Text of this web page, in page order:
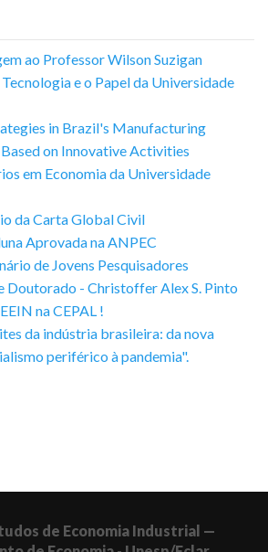
ao Professor Wilson Suzigan
e o Papel da Universidade
in Brazil's Manufacturing
on Innovative Activities
em Economia da Universidade
da Carta Global Civil
Aprovada na ANPEC
de Jovens Pesquisadores
Doutorado - Christoffer Alex S. Pinto
na CEPAL !
da indústria brasileira: da nova
periférico à pandemia".
de Economia Industrial —